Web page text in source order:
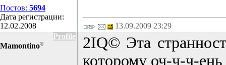
Постов: 5694
Дата регистрации:
12.02.2008
13.09.2009 23:29
Profile
Mamontino©
2IQ© Эта
которому оч-ч-ч-ень